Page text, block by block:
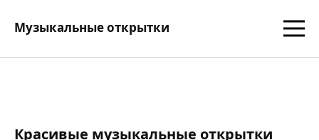
Музыкальные открытки
Красивые музыкальные открытки